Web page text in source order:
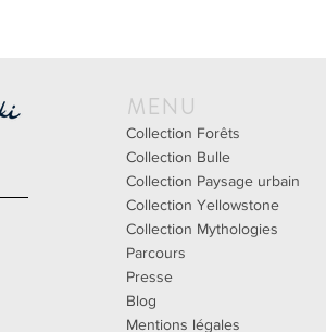
MENU
Collection Forêts
Collection Bulle
Collection Paysage urbain
Collection Yellowstone
Collection Mythologies
Parcours
Presse
Blog
Mentions légales